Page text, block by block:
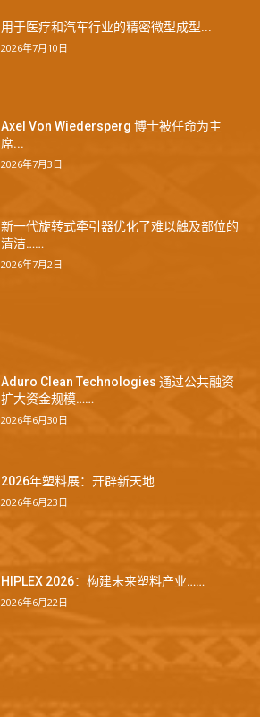
用于医疗和汽车行业的精密微型成型...
2026年7月10日
Axel Von Wiedersperg 博士被任命为主
席...
2026年7月3日
新一代旋转式牵引器优化了难以触及部位的
清洁……
2026年7月2日
Aduro Clean Technologies 通过公共融资
扩大资金规模……
2026年6月30日
2026年塑料展：开辟新天地
2026年6月23日
HIPLEX 2026：构建未来塑料产业……
2026年6月22日